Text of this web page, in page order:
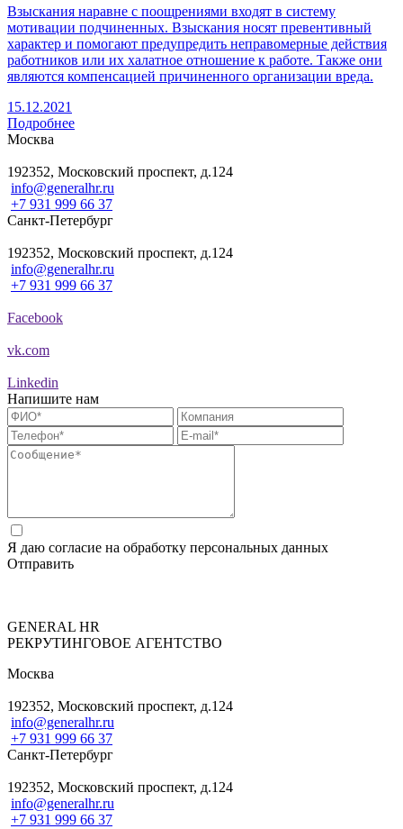
Взыскания наравне с поощрениями входят в систему
мотивации подчиненных. Взыскания носят превентивный
характер и помогают предупредить неправомерные действия
работников или их халатное отношение к работе. Также они
являются компенсацией причиненного организации вреда.
15.12.2021
Подробнее
Москва
192352, Московский проспект, д.124
info@generalhr.ru
+7 931 999 66 37
Санкт-Петербург
192352, Московский проспект, д.124
info@generalhr.ru
+7 931 999 66 37
Facebook
vk.com
Linkedin
Напишите нам
Я даю согласие на обработку персональных данных
Отправить
GENERAL HR
РЕКРУТИНГОВОЕ АГЕНТСТВО
Москва
192352, Московский проспект, д.124
info@generalhr.ru
+7 931 999 66 37
Санкт-Петербург
192352, Московский проспект, д.124
info@generalhr.ru
+7 931 999 66 37